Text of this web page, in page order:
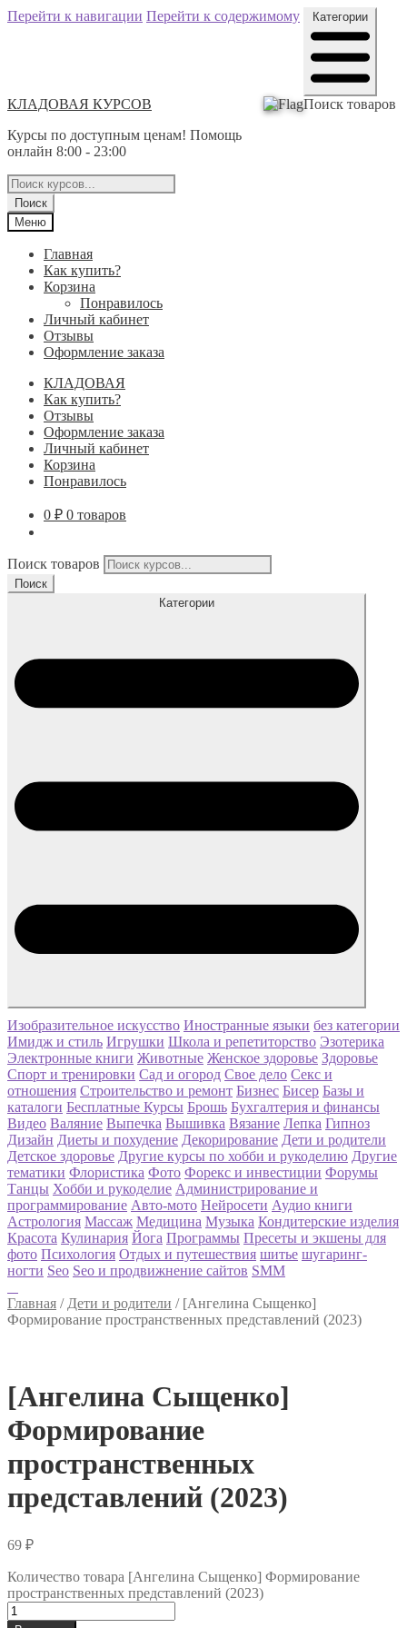
Перейти к навигации Перейти к содержимому
КЛАДОВАЯ КУРСОВ
Курсы по доступным ценам! Помощь
онлайн 8:00 - 23:00
Категории
Поиск товаров
Поиск
Меню
Главная
Как купить?
Корзина
Понравилось
Личный кабинет
Отзывы
Оформление заказа
КЛАДОВАЯ
Как купить?
Отзывы
Оформление заказа
Личный кабинет
Корзина
Понравилось
0 ₽ 0 товаров
Поиск товаров
Поиск
Категории
Изобразительное искусство Иностранные языки без категории
Имидж и стиль Игрушки Школа и репетиторство Эзотерика
Электронные книги Животные Женское здоровье Здоровье
Спорт и тренировки Сад и огород Свое дело Секс и
отношения Строительство и ремонт Бизнес Бисер Базы и
каталоги Бесплатные Курсы Брошь Бухгалтерия и финансы
Видео Валяние Выпечка Вышивка Вязание Лепка Гипноз
Дизайн Диеты и похудение Декорирование Дети и родители
Детское здоровье Другие курсы по хобби и рукоделию Другие
тематики Флористика Фото Форекс и инвестиции Форумы
Танцы Хобби и рукоделие Администрирование и
программирование Авто-мото Нейросети Аудио книги
Астрология Массаж Медицина Музыка Кондитерские изделия
Красота Кулинария Йога Программы Пресеты и экшены для
фото Психология Отдых и путешествия шитье шугаринг-
ногти Seo Seo и продвижнение сайтов SMM
Главная / Дети и родители / [Ангелина Сыщенко]
Формирование пространственных представлений (2023)
[Ангелина Сыщенко]
Формирование
пространственных
представлений (2023)
69 ₽
Количество товара [Ангелина Сыщенко] Формирование
пространственных представлений (2023)